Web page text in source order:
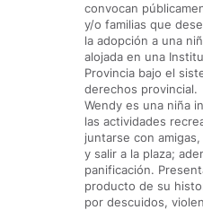
convocan
y/o familias que
la adopción a una
alojada en una
Provincia bajo el
derechos provincial.
Wendy es una niña
las actividades
juntarse con
y salir a la plaza;
panificación.
producto de su
por descuidos,